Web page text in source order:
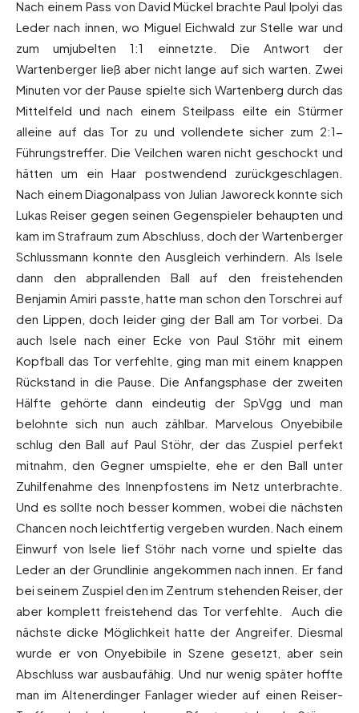
Nach einem Pass von David Mückel brachte Paul Ipolyi das
Leder nach innen, wo Miguel Eichwald zur Stelle war und
zum umjubelten 1:1 einnetzte. Die Antwort der
Wartenberger ließ aber nicht lange auf sich warten. Zwei
Minuten vor der Pause spielte sich Wartenberg durch das
Mittelfeld und nach einem Steilpass eilte ein Stürmer
alleine auf das Tor zu und vollendete sicher zum 2:1-
Führungstreffer. Die Veilchen waren nicht geschockt und
hätten um ein Haar postwendend zurückgeschlagen.
Nach einem Diagonalpass von Julian Jaworeck konnte sich
Lukas Reiser gegen seinen Gegenspieler behaupten und
kam im Strafraum zum Abschluss, doch der Wartenberger
Schlussmann konnte den Ausgleich verhindern. Als Isele
dann den abprallenden Ball auf den freistehenden
Benjamin Amiri passte, hatte man schon den Torschrei auf
den Lippen, doch leider ging der Ball am Tor vorbei. Da
auch Isele nach einer Ecke von Paul Stöhr mit einem
Kopfball das Tor verfehlte, ging man mit einem knappen
Rückstand in die Pause. Die Anfangsphase der zweiten
Hälfte gehörte dann eindeutig der SpVgg und man
belohnte sich nun auch zählbar. Marvelous Onyebibile
schlug den Ball auf Paul Stöhr, der das Zuspiel perfekt
mitnahm, den Gegner umspielte, ehe er den Ball unter
Zuhilfenahme des Innenpfostens im Netz unterbrachte.
Und es sollte noch besser kommen, wobei die nächsten
Chancen noch leichtfertig vergeben wurden. Nach einem
Einwurf von Isele lief Stöhr nach vorne und spielte das
Leder an der Grundlinie angekommen nach innen. Er fand
bei seinem Zuspiel den im Zentrum stehenden Reiser, der
aber komplett freistehend das Tor verfehlte. Auch die
nächste dicke Möglichkeit hatte der Angreifer. Diesmal
wurde er von Onyebibile in Szene gesetzt, aber sein
Abschluss war ausbaufähig. Und nur wenig später hoffte
man im Altenerdinger Fanlager wieder auf einen Reiser-